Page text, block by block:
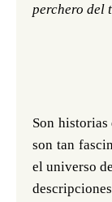
perchero del
Son historias
son tan
el universo